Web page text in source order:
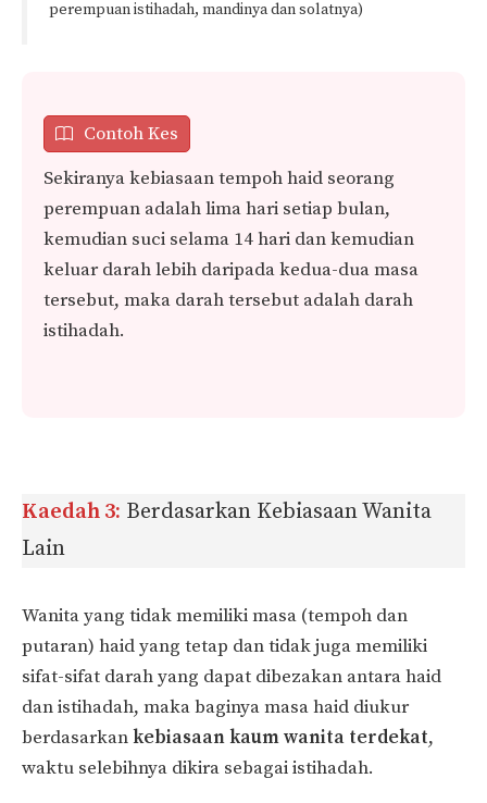
perempuan istihadah, mandinya dan solatnya)
Contoh Kes
Sekiranya kebiasaan tempoh haid seorang
perempuan adalah lima hari setiap bulan,
kemudian suci selama 14 hari dan kemudian
keluar darah lebih daripada kedua-dua masa
tersebut, maka darah tersebut adalah darah
istihadah.
Kaedah 3: Berdasarkan Kebiasaan Wanita
Lain
Wanita yang tidak memiliki masa (tempoh dan
putaran) haid yang tetap dan tidak juga memiliki
sifat-sifat darah yang dapat dibezakan antara haid
dan istihadah, maka baginya masa haid diukur
berdasarkankebiasaan kaum wanita terdekat,
waktu selebihnya dikira sebagai istihadah.